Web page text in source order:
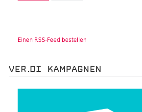
Einen RSS-Feed bestellen
VER.DI KAMPAGNEN